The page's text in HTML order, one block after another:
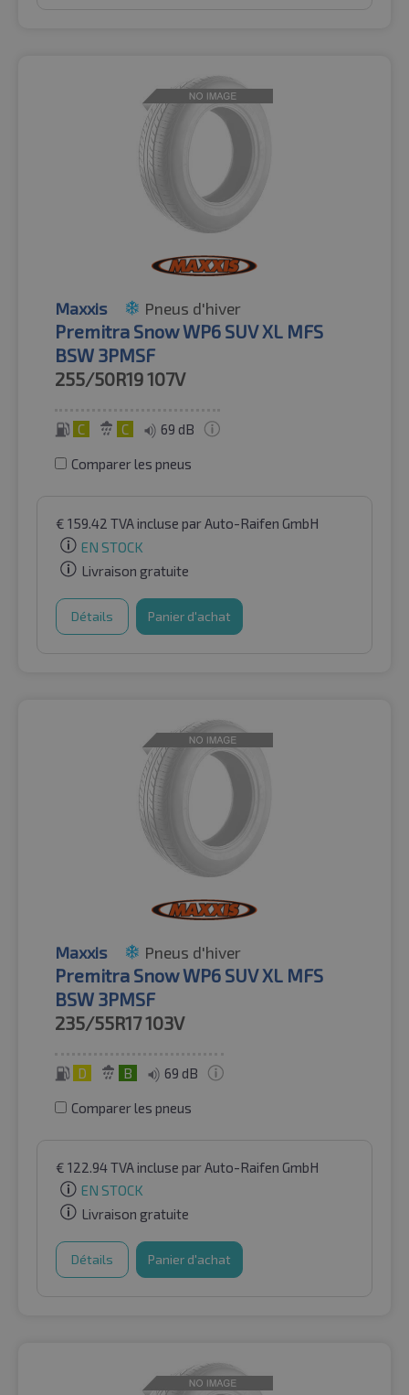
Maxxis Pneus d'hiver
Premitra Snow WP6 SUV XL MFS
BSW 3PMSF
255/50R19107V
C C 69 dB
Comparer les pneus
€ 159.42 TVA incluse par Auto-Raifen GmbH
EN STOCK
Livraison gratuite
Détails Panier d'achat
Maxxis Pneus d'hiver
Premitra Snow WP6 SUV XL MFS
BSW 3PMSF
235/55R17103V
D B 69 dB
Comparer les pneus
€ 122.94TVA incluse par Auto-Raifen GmbH
EN STOCK
Livraison gratuite
Détails Panier d'achat